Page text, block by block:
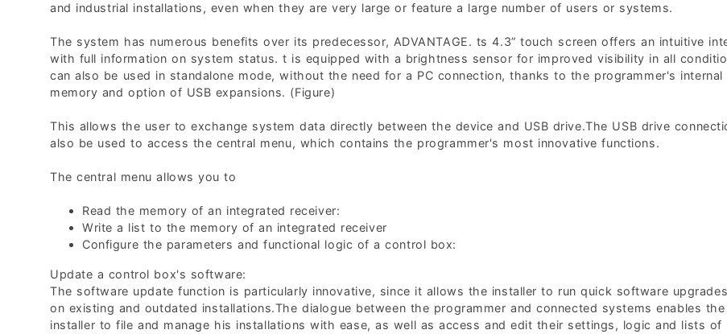
and industrial installations, even when they are very large or feature a large number of users or systems.
The system has numerous benefits over its predecessor, ADVANTAGE. ts 4.3” touch screen offers an intuitive
with full information on system status. t is equipped with a brightness sensor for improved visibility in all
can also be used in standalone mode, without the need for a PC connection, thanks to the programmer's internal
memory and option of USB expansions. (Figure)
This allows the user to exchange system data directly between the device and USB drive.The USB drive
also be used to access the central menu, which contains the programmer's most innovative functions.
The central menu allows you to
Read the memory of an integrated receiver:
Write a list to the memory of an integrated receiver
Configure the parameters and functional logic of a control box:
Update a control box's software:
The software update function is particularly innovative, since it allows the installer to run quick software
on existing and outdated installations.The dialogue between the programmer and connected systems enables the
installer to file and manage his installations with ease, as well as access and edit their settings, logic and lists of